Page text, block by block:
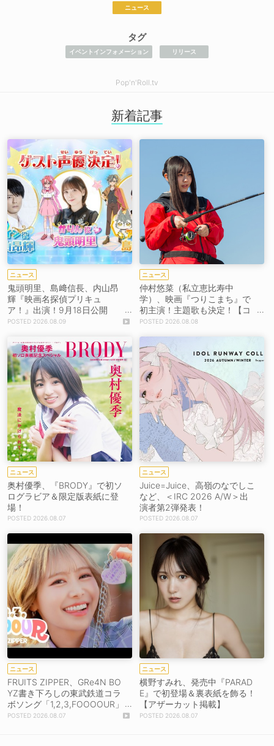
ニュース
タグ
イベントインフォメーション リリース
Pop'n'Roll.tv
新着記事
ニュース
鬼頭明里、島﨑信長、内山昂
輝『映画名探偵プリキュ
ア！』出演！9月18日公開
【コメントあり】
2026.08.09
ニュース
仲村悠菜（私立恵比寿中
学）、映画『つりこまち』で
初主演！主題歌も決定！【コ
メントあり】
2026.08.08
ニュース
奥村優季、『BRODY』で初ソ
ログラビア＆限定版表紙に登
場！
2026.08.07
ニュース
Juice=Juice、高嶺のなでしこ
など、＜IRC 2026 A/W＞出
演者第2弾発表！
2026.08.07
ニュース
FRUITS ZIPPER、GRe4N BO
YZ書き下ろしの東武鉄道コラ
ボソング「1,2,3,FOOOOUR」
をリリース＆MV公開！
2026.08.07
ニュース
横野すみれ、発売中『PARAD
E』で初登場＆裏表紙を飾る！
【アザーカット掲載】
2026.08.07